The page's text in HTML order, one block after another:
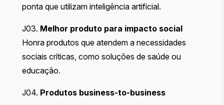
ponta que utilizam inteligência artificial.
J03. Melhor produto para impacto social
Honra produtos que atendem a necessidades
sociais críticas, como soluções de saúde ou
educação.
J04. Produtos business-to-business